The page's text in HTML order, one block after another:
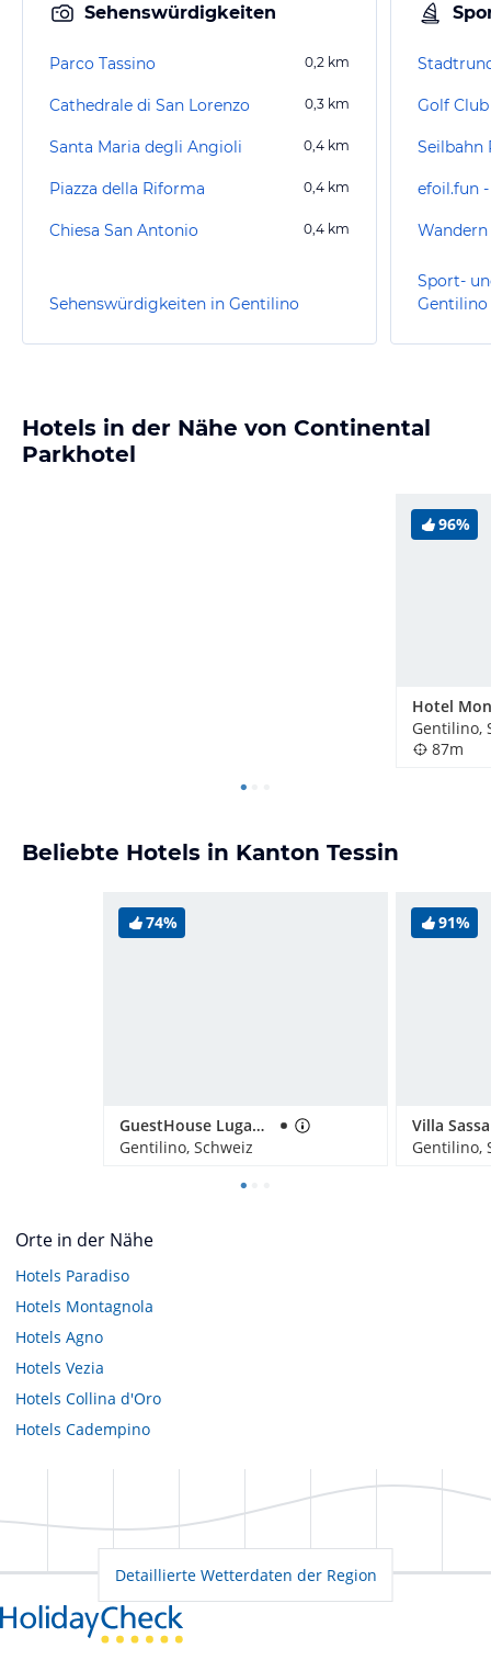
Sehenswürdigkeiten
Parco Tassino 0,2 km
Cathedrale di San Lorenzo 0,3 km
Santa Maria degli Angioli 0,4 km
Piazza della Riforma 0,4 km
Chiesa San Antonio 0,4 km
Sehenswürdigkeiten in Gentilino
Golf
Seilbahn
efoil.fun
Sport-
Gentilino
Hotels in der Nähe von Continental
Parkhotel
96%
Hotel
Gentilino,
87m
Beliebte Hotels in Kanton Tessin
74%
GuestHouse Lugano Center
Gentilino, Schweiz
91%
Villa Sassa
Gentilino,
Orte in der Nähe
Hotels Paradiso
Hotels Montagnola
Hotels Agno
Hotels Vezia
Hotels Collina d'Oro
Hotels Cadempino
Detaillierte Wetterdaten der Region